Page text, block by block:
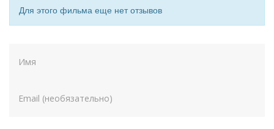
Для этого фильма еще нет отзывов